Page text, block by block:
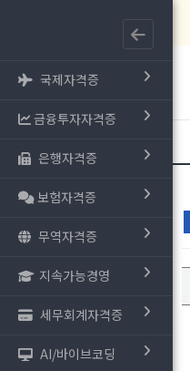
국제자격증
금융투자자격증
은행자격증
보험자격증
무역자격증
지속가능경영
세무회계자격증
AI/바이브코딩